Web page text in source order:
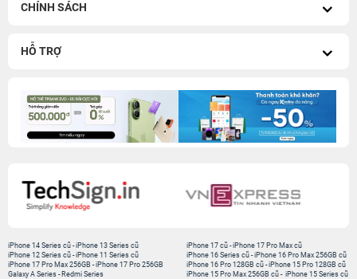
CHÍNH SÁCH
HỖ TRỢ
iPhone 14 Series cũ -iPhone 13 Series cũ
iPhone 12 Series cũ -iPhone 11 Series cũ
iPhone 17 Pro Max 256GB -iPhone 17 Pro 256GB
Galaxy A Series - Redmi Series
iPhone 17 cũ -iPhone 17 Pro Max cũ
iPhone 16 Series cũ - iPhone 16 Pro Max 256GB cũ
iPhone 16 Pro 128GB cũ -iPhone 15 Pro 128GB cũ
iPhone 15 Pro Max 256GB cũ - iPhone 15 Series cũ